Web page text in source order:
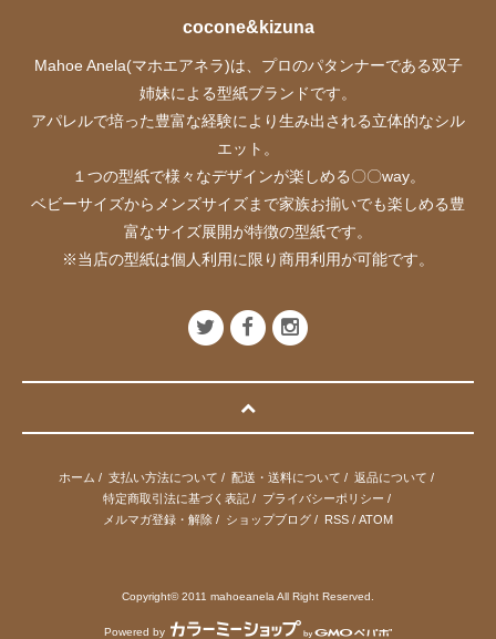
cocone&kizuna
Mahoe Anela(マホエアネラ)は、プロのパタンナーである双子
姉妹による型紙ブランドです。
アパレルで培った豊富な経験により生み出される立体的なシル
エット。
１つの型紙で様々なデザインが楽しめる〇〇way。
ベビーサイズからメンズサイズまで家族お揃いでも楽しめる豊
富なサイズ展開が特徴の型紙です。
※当店の型紙は個人利用に限り商用利用が可能です。
ホーム / 支払い方法について / 配送・送料について / 返品について /
特定商取引法に基づく表記/ プライバシーポリシー /
メルマガ登録・解除 / ショップブログ / RSS / ATOM
Copyright© 2011 mahoeanela All Right Reserved.
Powered by